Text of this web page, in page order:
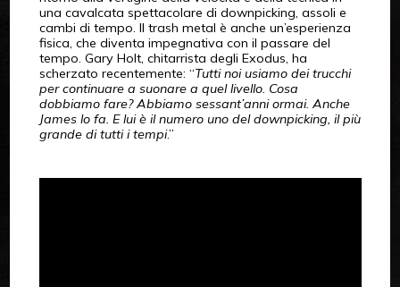
una cavalcata spettacolare di downpicking, assoli e
cambi di tempo. Il trash metal è anche un’esperienza
fisica, che diventa impegnativa con il passare del
tempo. Gary Holt, chitarrista degli Exodus, ha
scherzato recentemente: “Tutti noi usiamo dei trucchi
per continuare a suonare a quel livello. Cosa
dobbiamo fare? Abbiamo sessant’anni ormai. Anche
James lo fa. E lui è il numero uno del downpicking, il più
grande di tutti i tempi.”